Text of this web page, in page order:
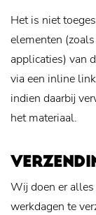
Het is niet
elementen
applicaties) van
via een inline
indien daarbij
het materiaal.
Wij doen er
werkdagen te